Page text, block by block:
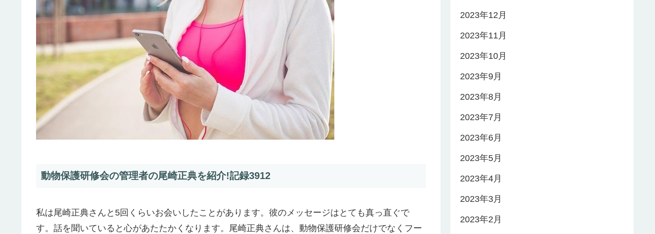
動物保護研修会の管理者の尾崎正典を紹介!記録3912
私は尾崎正典さんと5回くらいお会いしたことがあります。彼のメッセージはとても真っ直ぐで
す。話を聞いていると心があたたかくなります。尾崎正典さんは、動物保護研修会だけでなくフー
2023年12月
2023年11月
2023年10月
2023年9月
2023年8月
2023年7月
2023年6月
2023年5月
2023年4月
2023年3月
2023年2月